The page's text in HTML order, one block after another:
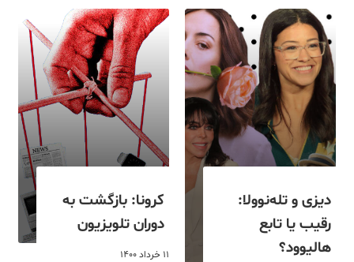
دیزی‌ و تله‌نوولا:
رقیب یا تابع
هالیوود؟
کرونا: بازگشت به
دوران تلویزیون
۱۱ خرداد ۱۴۰۰